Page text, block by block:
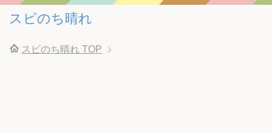
スピのち晴れ
スピのち晴れ TOP